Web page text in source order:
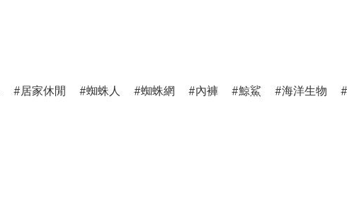
居家休閒 蜘蛛人 蜘蛛網 內褲 鯨鯊 海洋生物